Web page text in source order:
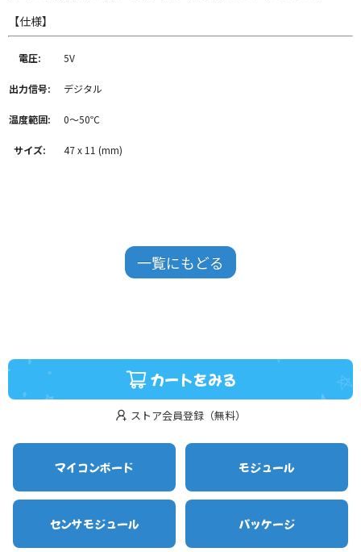
カートをみる
ストア会員登録（無料）
マイコンボード モジュール
センサモジュール パッケージ
【仕様】
電圧: 5V
出力信号: デジタル
温度範囲: 0～50℃
サイズ: 47 x 11 (mm)
一覧にもどる